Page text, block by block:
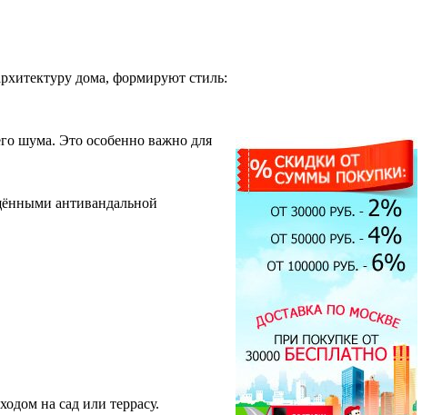
дома, формируют стиль:
шума. Это особенно важно для
антивандальной
на сад или террасу.
Экран под ванну
ENGLHOME 150
зеркальный
7900.00 руб.
Душевая кабина Timo T-1190
90x90см
44500.00 руб.